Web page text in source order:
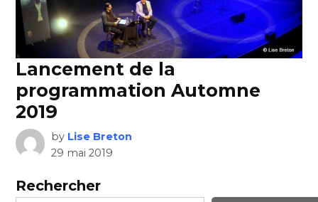
Lancement de la
programmation Automne
2019
by Lise Breton
29 mai 2019
Rechercher